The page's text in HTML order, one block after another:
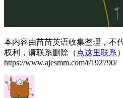
本内容由苗苗英语收集整理，不
权利，请联系删除（ 点这里联系
https://www.ajesmm.com/t/192790/